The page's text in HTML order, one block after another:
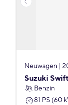
Neuwagen |
Suzuki Swift
Benzin
81 PS (60